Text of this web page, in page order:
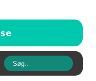
se